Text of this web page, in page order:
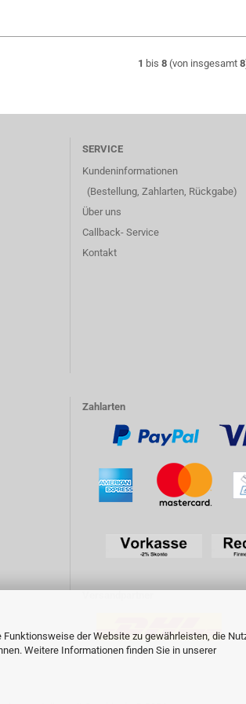
der Website zu gewährleisten, die
Weitere Informationen finden Sie in unserer
1 bis 8(von insgesamt 8
SERVICE
Kundeninformationen
(Bestellung, Zahlarten, Rückgabe)
Über uns
Callback- Service
Kontakt
Zahlarten